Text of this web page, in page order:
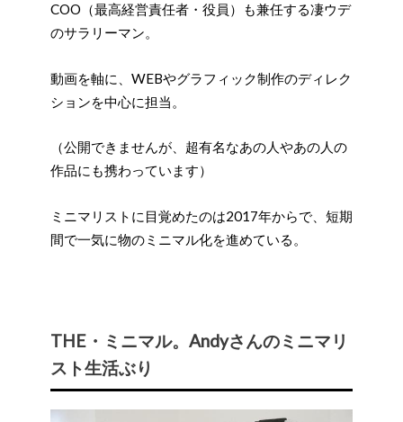
COO（最高経営責任者・役員）も兼任する凄ウデ
のサラリーマン。
動画を軸に、WEBやグラフィック制作のディレク
ションを中心に担当。
（公開できませんが、超有名なあの人やあの人の
作品にも携わっています）
ミニマリストに目覚めたのは2017年からで、短期
間で一気に物のミニマル化を進めている。
THE・ミニマル。Andyさんのミニマリ
スト生活ぶり